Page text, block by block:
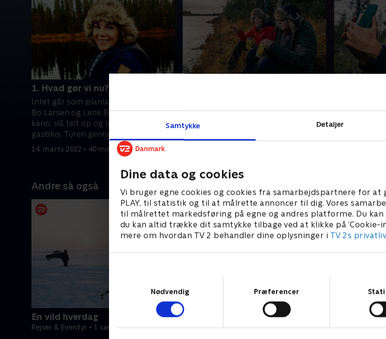
Samtykke Detaljer
Dine data og cookies
Vi bruger egne cookies og cookies fra samarbejdspartnere for at
PLAY, til statistik og til at målrette annoncer til dig. Vores
til målrettet markedsføring på egne og andres platforme. Du
du kan altid trække dit samtykke tilbage ved at klikke på ’Cookie-
mere om hvordan TV 2 behandler dine oplysninger i TV 2s
Nødvendig
Præferencer
1. Hvad gør vi nu?
Intet går som planlagt, når Thomas
Bo Larsen og Lene Beier skal sejle
kano, slå telt op og lave mad på
gasblus. Turen gennem Lapland får
en usædvanlig hård start.
14. marts 2022 • 40 min
Lene Beier gå i land efter en
strabadserende kanotur, hvor
for at nå
Andre så også
En vild hverdag
Rejser & Eventyr • 1 sæsoner
Leth og Pilgaard indtager
Rejser & Eventyr • 1 sæsoner